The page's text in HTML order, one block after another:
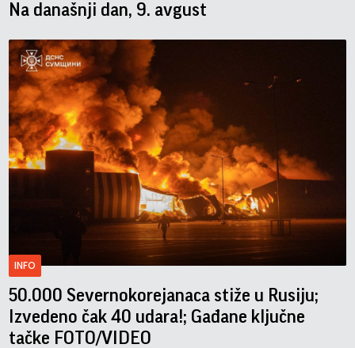
Na današnji dan, 9. avgust
INFO
50.000 Severnokorejanaca stiže u Rusiju;
Izvedeno čak 40 udara!; Gađane ključne
tačke FOTO/VIDEO